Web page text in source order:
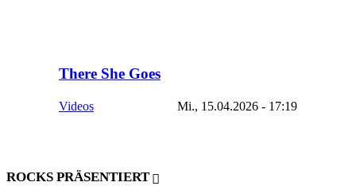
There She Goes
Videos Mi., 15.04.2026 - 17:19
ROCKS PRÄSENTIERT